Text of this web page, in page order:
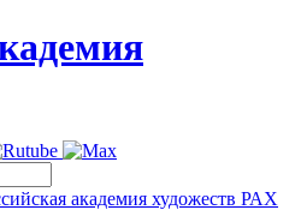
академия художеств РАХ